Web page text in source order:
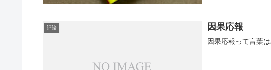
評論 因果応報
因果応報って言葉